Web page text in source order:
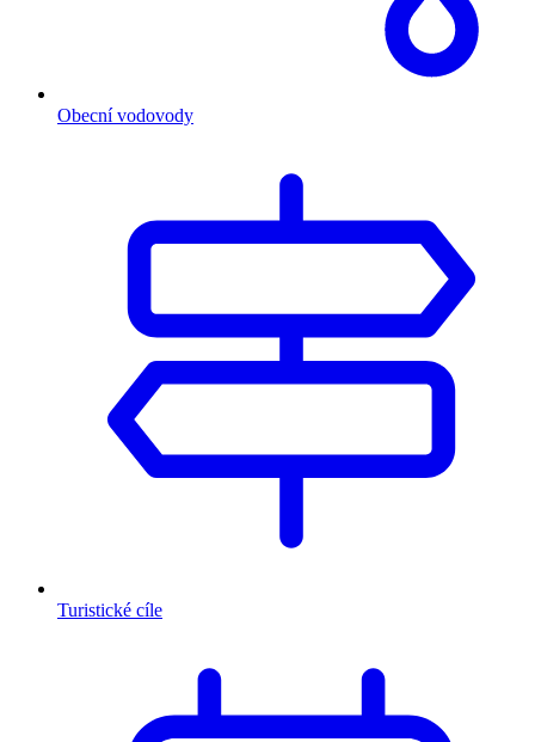
Obecní vodovody
Turistické cíle